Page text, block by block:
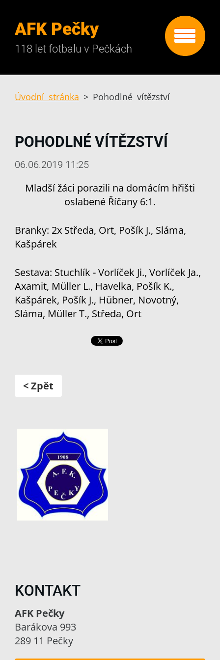
AFK Pečky
118 let fotbalu v Pečkách
Úvodní stránka > Pohodlné vítězství
POHODLNÉ VÍTĚZSTVÍ
06.06.2019 11:25
Mladší žáci porazili na domácím hřišti
oslabené Říčany 6:1.
Branky: 2x Středa, Ort, Pošík J., Sláma,
Kašpárek
Sestava: Stuchlík - Vorlíček Ji., Vorlíček Ja.,
Axamit, Müller L., Havelka, Pošík K.,
Kašpárek, Pošík J., Hübner, Novotný,
Sláma, Müller T., Středa, Ort
< Zpět
KONTAKT
AFK Pečky
Barákova 993
289 11 Pečky